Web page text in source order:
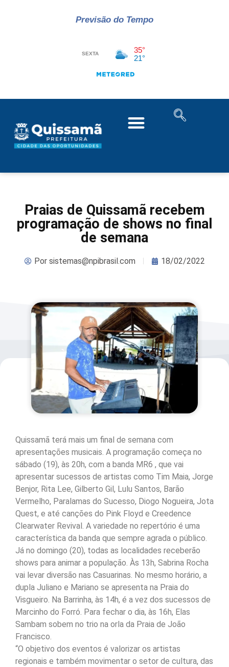
Previsão do Tempo
Praias de Quissamã recebem
programação de shows no final
de semana
Porsistemas@npibrasil.com 18/02/2022
Quissamã terá mais um final de semana com
apresentações musicais. A programação começa no
sábado (19), às 20h, com a banda MR6 , que vai
apresentar sucessos de artistas como Tim Maia, Jorge
Benjor, Rita Lee, Gilberto Gil, Lulu Santos, Barão
Vermelho, Paralamas do Sucesso, Diogo Nogueira, Jota
Quest, e até canções do Pink Floyd e Creedence
Clearwater Revival. A variedade no repertório é uma
característica da banda que sempre agrada o público.
Já no domingo (20), todas as localidades receberão
shows para animar a população. Às 13h, Sabrina Rocha
vai levar diversão nas Casuarinas. No mesmo horário, a
dupla Juliano e Mariano se apresenta na Praia do
Visgueiro. Na Barrinha, às 14h, é a vez dos sucessos de
Marcinho do Forró. Para fechar o dia, às 16h, Elas
Sambam sobem no trio na orla da Praia de João
Francisco.
“O objetivo dos eventos é valorizar os artistas
regionais e também movimentar o setor de cultura, das